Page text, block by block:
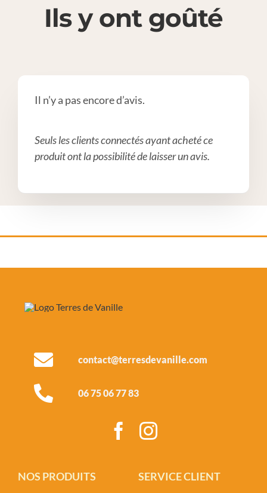
Ils y ont goûté
Il n’y a pas encore d’avis.
Seuls les clients connectés ayant acheté ce
produit ont la possibilité de laisser un avis.
contact@terresdevanille.com
06 75 06 77 83
NOS PRODUITS SERVICE CLIENT